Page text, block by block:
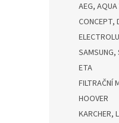
AEG,
CONCEPT,
SAMSUNG,
ETA
FILTRAČNÍ
HOOVER
KARCHER,